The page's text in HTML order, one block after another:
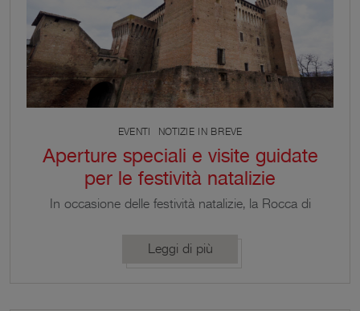
EVENTI NOTIZIE IN BREVE
Aperture speciali e visite guidate
per le festività natalizie
In occasione delle festività natalizie, la Rocca di
propone numerose visite guidate nei fine settimana,
insieme a due aperture straordinarie dedicate alle
Leggi di più